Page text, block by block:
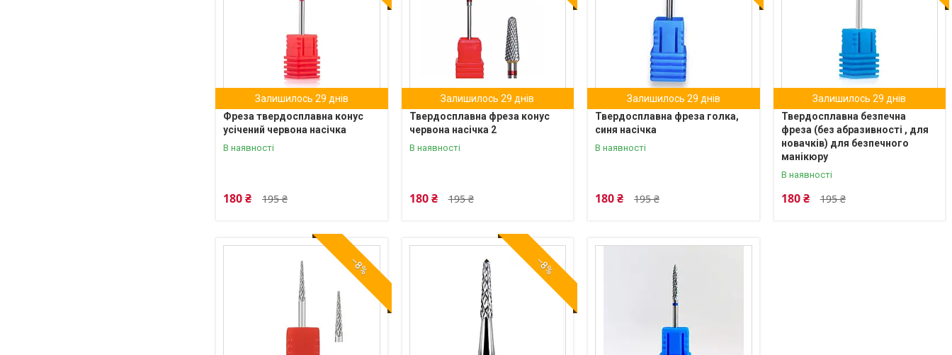
Залишилось 29 днів
Фреза твердосплавна конус
усічений червона насічка
В наявності
195 ₴
180 ₴
Залишилось 29 днів
Твердосплавна фреза конус
червона насічка 2
В наявності
195 ₴
180 ₴
Залишилось 29 днів
Твердосплавна фреза голка,
синя насічка
В наявності
195 ₴
180 ₴
Залишилось 29 днів
Твердосплавна безпечна
фреза (без абразивності , для
новачків) для безпечного
манікюру
В наявності
195 ₴
180 ₴
–8% –8%